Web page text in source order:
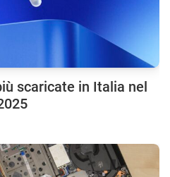
scaricate in Italia nel